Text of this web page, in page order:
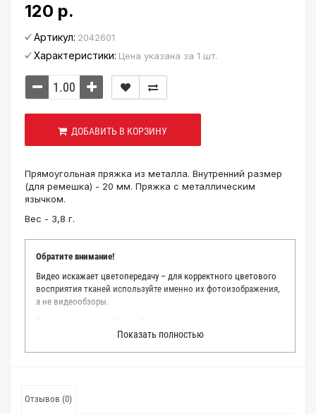
120 р.
Артикул: 2042601
Характеристики: Цена указана за 1 шт.
ДОБАВИТЬ В КОРЗИНУ
Прямоугольная пряжка из металла. Внутренний размер
(для ремешка) - 20 мм. Пряжка с металлическим
язычком.
Вес - 3,8 г.
Обратите внимание!
Видео искажает цветопередачу – для корректного цветового
восприятия тканей используйте именно их фотоизображения,
а не видеообзоры.
Мы делаем все возможное, чтобы точно описать цвет каждой
ткани из нашего каталога. Мы осматриваем и фотографируем
точное соответствие цветов из-за одного простого факта:
Показать полностью
Отзывов (0)